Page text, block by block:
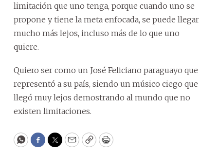
limitación que uno tenga, porque cuando uno se
propone y tiene la meta enfocada, se puede llegar
mucho más lejos, incluso más de lo que uno
quiere.
Quiero ser como un José Feliciano paraguayo que
representó a su país, siendo un músico ciego que
llegó muy lejos demostrando al mundo que no
existen limitaciones.
WhatsApp
Facebook
Twitter
EmailCopyPrint